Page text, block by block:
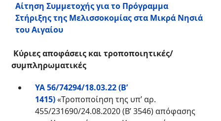
Αίτηση Συμμετοχής για το Πρόγραμμα
Στήριξης της Μελισσοκομίας στα Μικρά Νησιά
του Αιγαίου
Κύριες αποφάσεις και τροποποιητικές/
συμπληρωματικές
ΥΑ 56/74294/18.03.22 (Β’
1415)«Τροποποίηση της υπ’ αρ.
455/231690/24.08.2020 (Β’ 3546) απόφασης